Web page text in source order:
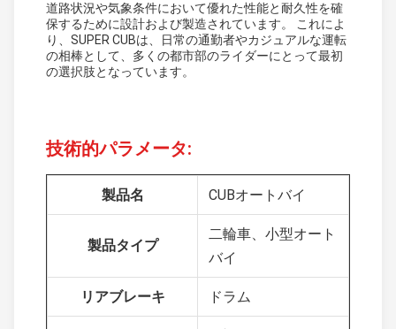
道路状況や気象条件において優れた性能と耐久性を確
保するために設計および製造されています。 これによ
り、SUPER CUBは、日常の通勤者やカジュアルな運転
の相棒として、多くの都市部のライダーにとって最初
の選択肢となっています。
技術的パラメータ:
製品名 CUBオートバイ
製品タイプ
二輪車、小型オート
バイ
リアブレーキ ドラム